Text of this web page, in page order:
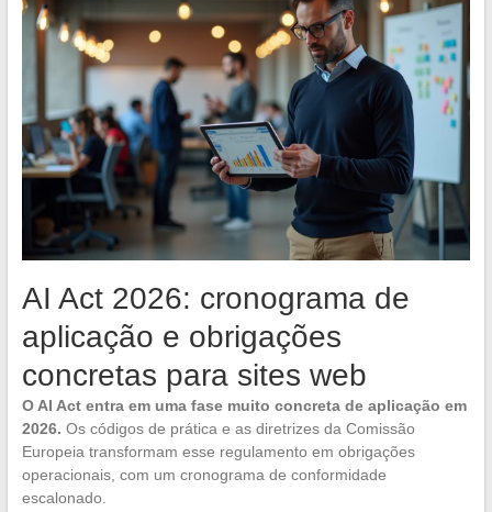
AI Act 2026: cronograma de
aplicação e obrigações
concretas para sites web
O AI Act entra em uma fase muito concreta de aplicação em
2026. Os códigos de prática e as diretrizes da Comissão
Europeia transformam esse regulamento em obrigações
operacionais, com um cronograma de conformidade
escalonado.